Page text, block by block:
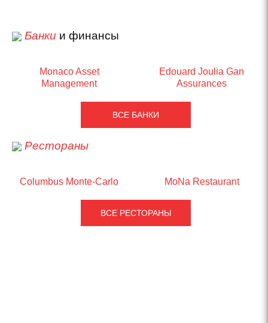
Банки и финансы
Monaco Asset
Management
Edouard Joulia Gan
Assurances
ВСЕ БАНКИ
Рестораны
Columbus Monte-Carlo MoNa Restaurant
ВСЕ РЕСТОРАНЫ